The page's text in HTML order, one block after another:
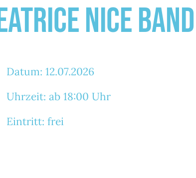
Nice Band
Datum: 12.07.2026
Uhrzeit: ab 18:00 Uhr
Eintritt: frei